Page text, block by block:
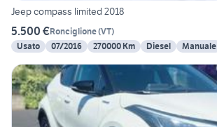
Jeep compass limited 2018
5.500 €Ronciglione(VT)
Usato
07/2016 270000 Km Diesel Manuale